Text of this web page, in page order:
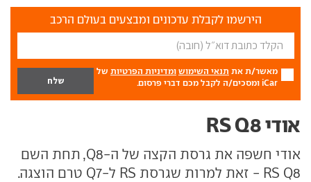
הירשמו לקבלת עדכונים ומבצעים בעולם הרכב
מאשר/ת את תנאי השימוש ומדיניות הפרטיות של
iCar ומסכים/ה לקבל מכם דברי פרסום.
אודי RS Q8
אודי חשפה את גרסת הקצה של ה-Q8, תחת השם
RS Q8 - זאת למרות שגרסת RS ל-Q7 טרם הוצגה.